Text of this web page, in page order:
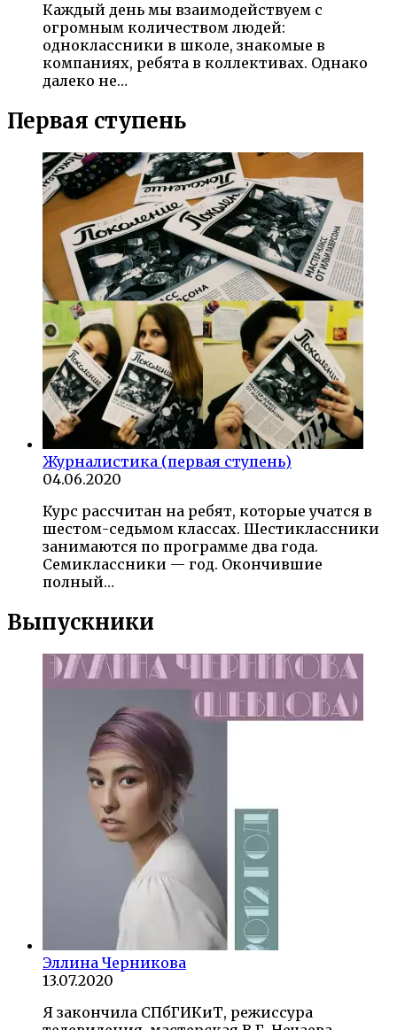
Каждый день мы взаимодействуем с
огромным количеством людей:
одноклассники в школе, знакомые в
компаниях, ребята в коллективах. Однако
далеко не…
Первая ступень
Журналистика (первая ступень)
04.06.2020
Курс рассчитан на ребят, которые учатся в
шестом-седьмом классах. Шестиклассники
занимаются по программе два года.
Семиклассники — год. Окончившие
полный…
Выпускники
Эллина Черникова
13.07.2020
Я закончила СПбГИКиТ, режиссура